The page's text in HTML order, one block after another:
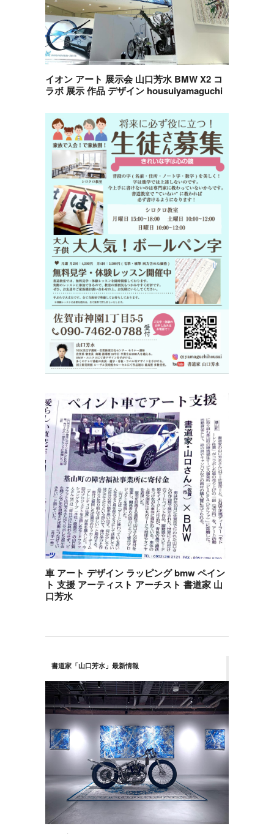
イオン アート 展示会 山口芳水 BMW X2 コ
ラボ 展示 作品 デザイン housuiyamaguchi
車 アート デザイン ラッピング bmw ペイン
ト 支援 アーティスト アーチスト 書道家 山
口芳水
書道家「山口芳水」最新情報